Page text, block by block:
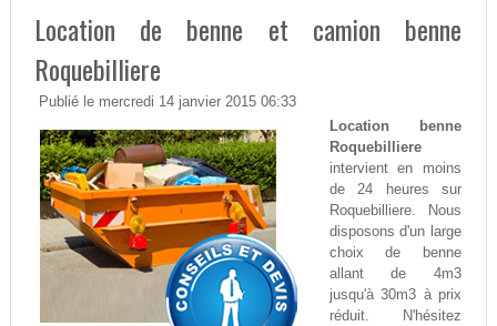
Location de benne et camion benne
Roquebilliere
Publié le mercredi 14 janvier 2015 06:33
Location benne
Roquebilliere
intervient en moins
de 24 heures sur
Roquebilliere. Nous
disposons d'un large
choix de benne
allant de 4m3
jusqu'à 30m3 à prix
réduit. N'hésitez